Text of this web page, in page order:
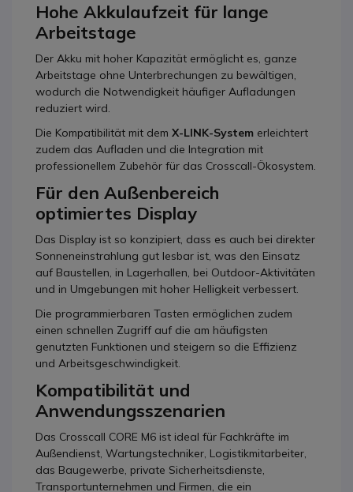
Hohe Akkulaufzeit für lange
Arbeitstage
Der Akku mit hoher Kapazität ermöglicht es, ganze
Arbeitstage ohne Unterbrechungen zu bewältigen,
wodurch die Notwendigkeit häufiger Aufladungen
reduziert wird.
Die Kompatibilität mit dem X-LINK-System erleichtert
zudem das Aufladen und die Integration mit
professionellem Zubehör für das Crosscall-Ökosystem.
Für den Außenbereich
optimiertes Display
Das Display ist so konzipiert, dass es auch bei direkter
Sonneneinstrahlung gut lesbar ist, was den Einsatz
auf Baustellen, in Lagerhallen, bei Outdoor-Aktivitäten
und in Umgebungen mit hoher Helligkeit verbessert.
Die programmierbaren Tasten ermöglichen zudem
einen schnellen Zugriff auf die am häufigsten
genutzten Funktionen und steigern so die Effizienz
und Arbeitsgeschwindigkeit.
Kompatibilität und
Anwendungsszenarien
Das Crosscall CORE M6 ist ideal für Fachkräfte im
Außendienst, Wartungstechniker, Logistikmitarbeiter,
das Baugewerbe, private Sicherheitsdienste,
Transportunternehmen und Firmen, die ein